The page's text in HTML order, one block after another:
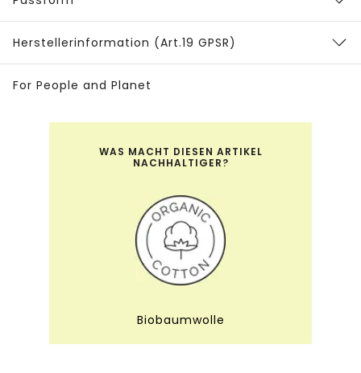
Herstellerinformation (Art.19 GPSR)
For People and Planet
WAS MACHT DIESEN ARTIKEL
NACHHALTIGER?
Biobaumwolle